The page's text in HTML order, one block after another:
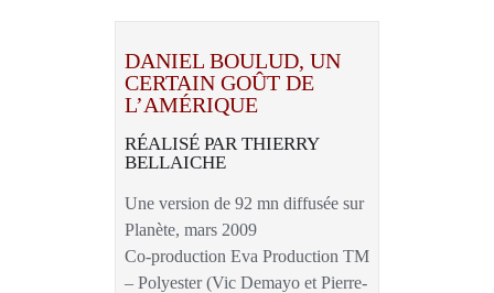
DANIEL BOULUD, UN
CERTAIN GOÛT DE
L’AMÉRIQUE
RÉALISÉ PAR THIERRY
BELLAICHE
Une version de 92 mn diffusée sur
Planète, mars 2009
Co-production Eva Production TM
– Polyester (Vic Demayo et Pierre-